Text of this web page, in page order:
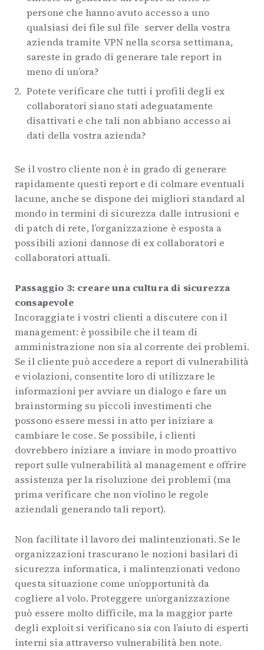
persone che hanno avuto accesso a uno
qualsiasi dei file sul file server della vostra
azienda tramite VPN nella scorsa settimana,
sareste in grado di generare tale report in
meno di un’ora?
Potete verificare che tutti i profili degli ex
collaboratori siano stati adeguatamente
disattivati e che tali non abbiano accesso ai
dati della vostra azienda?
Se il vostro cliente non è in grado di generare
rapidamente questi report e di colmare eventuali
lacune, anche se dispone dei migliori standard al
mondo in termini di sicurezza dalle intrusioni e
di patch di rete, l’organizzazione è esposta a
possibili azioni dannose di ex collaboratori e
collaboratori attuali.
Passaggio 3: creare una cultura di sicurezza
consapevole
Incoraggiate i vostri clienti a discutere con il
management: è possibile che il team di
amministrazione non sia al corrente dei problemi.
Se il cliente può accedere a report di vulnerabilità
e violazioni, consentite loro di utilizzare le
informazioni per avviare un dialogo e fare un
brainstorming su piccoli investimenti che
possono essere messi in atto per iniziare a
cambiare le cose. Se possibile, i clienti
dovrebbero iniziare a inviare in modo proattivo
report sulle vulnerabilità al management e offrire
assistenza per la risoluzione dei problemi (ma
prima verificare che non violino le regole
aziendali generando tali report).
Non facilitate il lavoro dei malintenzionati. Se le
organizzazioni trascurano le nozioni basilari di
sicurezza informatica, i malintenzionati vedono
questa situazione come un’opportunità da
cogliere al volo. Proteggere un’organizzazione
può essere molto difficile, ma la maggior parte
degli exploit si verificano sia con l’aiuto di esperti
interni sia attraverso vulnerabilità ben note.